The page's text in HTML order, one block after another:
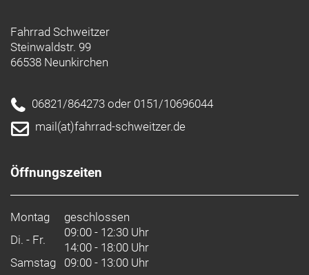
Fahrrad Schweitzer
Steinwaldstr. 99
66538 Neunkirchen
06821/864273 oder 0151/10696044
mail(at)fahrrad-schweitzer.de
Öffnungszeiten
Montag
geschlossen
Di. - Fr.
09:00 - 12:30 Uhr
14:00 - 18:00 Uhr
Samstag 09:00 - 13:00 Uhr